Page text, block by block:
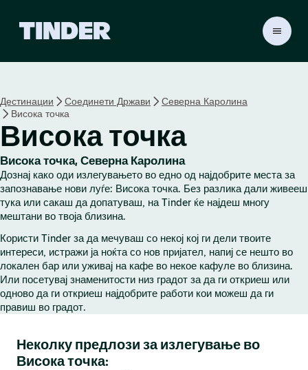
r
o
m
e
Дестинации Соединети Држави
Северна Каролина
Висока точка
Висока точка
Висока точка, Северна Каролина
Дознај како оди излегувањето во едно од најдобрите места за
запознавање нови луѓе: Висока точка. Без разлика дали живееш
тука или сакаш да допатуваш, на Tinder ќе најдеш многу
мештани во твоја близина.
Користи Tinder за да мечуваш со некој кој ги дели твоите
интереси, истражи ја ноќта со нов пријател, напиј се нешто во
локален бар или уживај на кафе во некое кафуле во близина.
Или посетувај знаменитости низ градот за да ги откриеш или
одново да ги откриеш најдобрите работи кои можеш да ги
правиш во градот.
Неколку предлози за излегување во
Висока точка: